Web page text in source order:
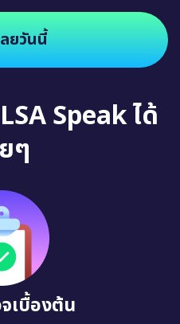
ยวันนี้
Speak ได้
ๆ
เบื้องต้น